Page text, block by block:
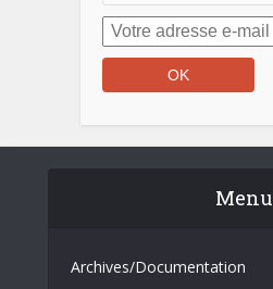
Menu
Archives/Documentation